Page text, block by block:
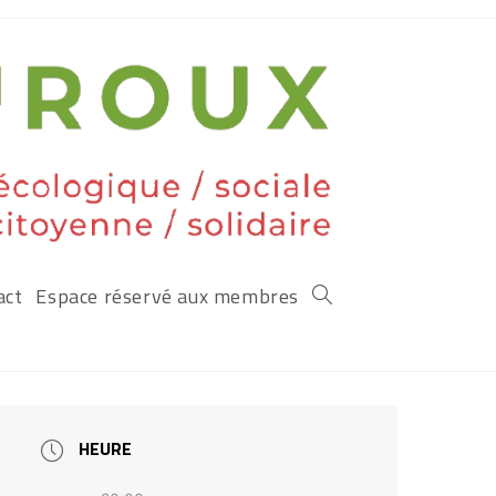
Espace réservé aux membres
HEURE